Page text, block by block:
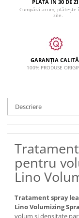
PLATA ÎN 30 DE
Cumpără acum, plătește
zile.
GARANȚIA
100% PRODUSE
Descriere
pentru
Lino
Tratament spray
Lino Volumizing
volum si densitate